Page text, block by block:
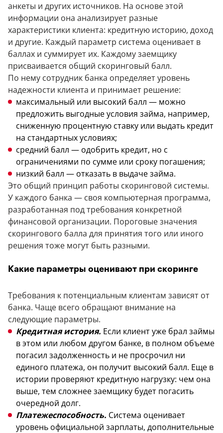
анкеты и других источников. На основе этой
информации она анализирует разные
характеристики клиента: кредитную историю, доход
и другие. Каждый параметр система оценивает в
баллах и суммирует их. Каждому заемщику
присваивается общий скоринговый балл.
По нему сотрудник банка определяет уровень
надежности клиента и принимает решение:
максимальный или высокий балл — можно
предложить выгодные условия займа, например,
сниженную процентную ставку или выдать кредит
на стандартных условиях;
средний балл — одобрить кредит, но с
ограничениями по сумме или сроку погашения;
низкий балл — отказать в выдаче займа.
Это общий принцип работы скоринговой системы.
У каждого банка — своя компьютерная программа,
разработанная под требования конкретной
финансовой организации. Пороговые значения
скорингового балла для принятия того или иного
решения тоже могут быть разными.
Какие параметры оценивают при скоринге
Требования к потенциальным клиентам зависят от
банка. Чаще всего обращают внимание на
следующие параметры.
Кредитная история. Если клиент уже брал займы
в этом или любом другом банке, в полном объеме
погасил задолженность и не просрочил ни
единого платежа, он получит высокий балл. Еще в
истории проверяют кредитную нагрузку: чем она
выше, тем сложнее заемщику будет погасить
очередной долг.
Платежеспособность. Система оценивает
уровень официальной зарплаты, дополнительные